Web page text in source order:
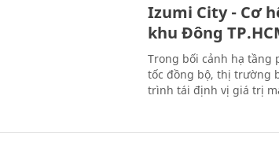
Izumi City - Cơ
khu Đông
Trong bối cảnh hạ tầng
tốc đồng bộ, thị trường
trình tái định vị giá trị